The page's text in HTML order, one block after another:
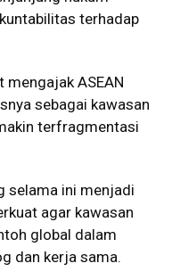
terhadap
ASEAN
sebagai kawasan
terfragmentasi
selama ini menjadi
agar kawasan
global dalam
dan kerja sama.